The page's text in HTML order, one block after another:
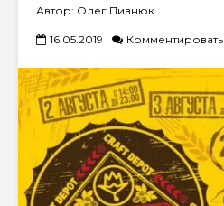
Автор: Олег Пивнюк
16.05.2019 Комментировать